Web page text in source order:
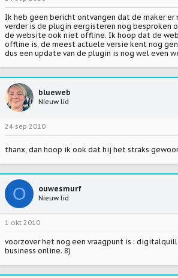
Ik heb geen bericht ontvangen dat de maker er
verder is de plugin eergisteren nog besproken
de website ook niet offline. Ik hoop dat de
offline is, de meest actuele versie kent nog
dus een update van de plugin is nog wel even
blueweb
Nieuw lid
24 sep 2010
thanx, dan hoop ik ook dat hij het straks
O ouwesmurf
Nieuw lid
1 okt 2010
voorzover het nog een vraagpunt is :
business online. 8)